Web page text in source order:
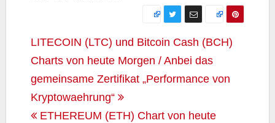
Beitragsnavigation
LITECOIN (LTC) und Bitcoin Cash (BCH)
Charts von heute Morgen / Anbei das
gemeinsame Zertifikat „Performance von
Kryptowaehrung“
ETHEREUM (ETH) Chart von heute